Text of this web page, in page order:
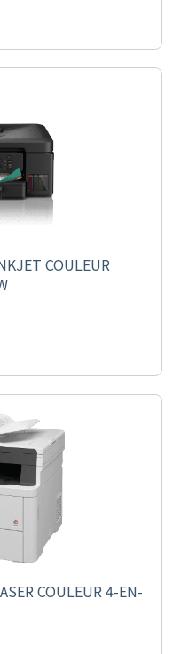
COULEUR
COULEUR 4-EN-